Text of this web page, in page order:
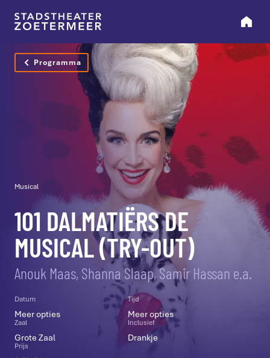
Programma
Musical
101 DALMATIËRS DE
MUSICAL (TRY-OUT)
Anouk Maas, Shanna Slaap, Samir Hassan e.a.
Datum
Meer opties
Tijd
Meer opties
Zaal
Grote Zaal
Inclusief
Drankje
Prijs